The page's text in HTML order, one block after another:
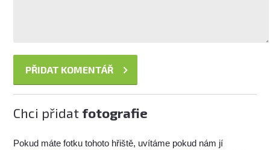
Chci přidat fotografie
Pokud máte fotku tohoto hřiště, uvítáme pokud nám jí